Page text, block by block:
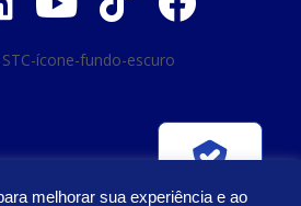
melhorar sua experiência e ao